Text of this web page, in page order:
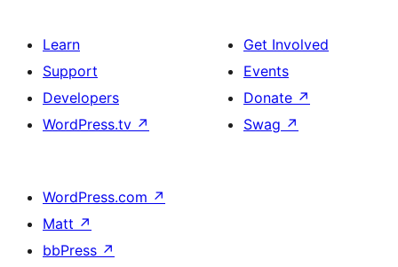
Learn
Support
Developers
WordPress.tv ↗
Get Involved
Events
Donate ↗
Swag ↗
WordPress.com ↗
Matt ↗
bbPress ↗